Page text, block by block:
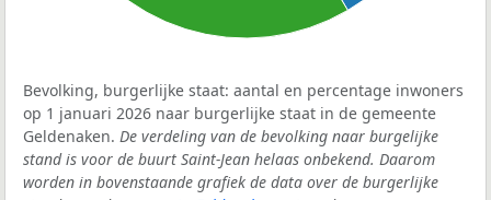
Bevolking, burgerlijke staat: aantal en percentage inwoners
op 1 januari 2026 naar burgerlijke staat in de gemeente
Geldenaken. De verdeling van de bevolking naar burgelijke
stand is voor de buurt Saint-Jean helaas onbekend. Daarom
worden in bovenstaande grafiek de data over de burgerlijke